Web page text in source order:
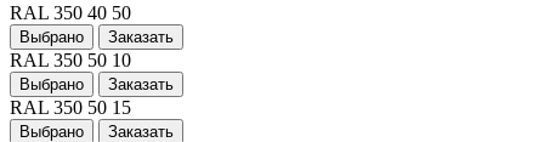
RAL 350 40 50
Выбрано Заказать
RAL 350 50 10
Выбрано Заказать
RAL 350 50 15
Выбрано Заказать